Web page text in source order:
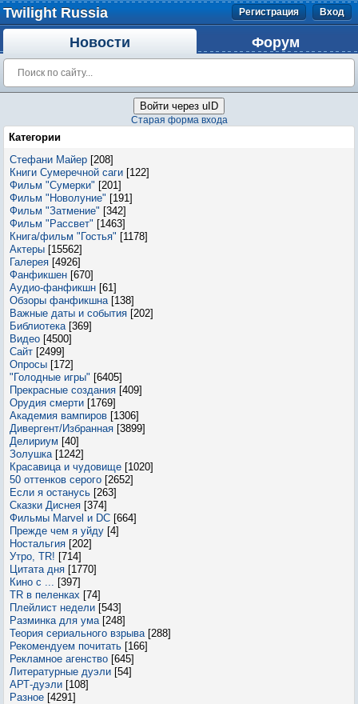
Twilight Russia Регистрация Вход
Новости Форум
Войти через uID
Старая форма входа
Категории
Стефани Майер [208]
Книги Сумеречной саги [122]
Фильм "Сумерки" [201]
Фильм "Новолуние" [191]
Фильм "Затмение" [342]
Фильм "Рассвет" [1463]
Книга/фильм "Гостья" [1178]
Актеры [15562]
Галерея [4926]
Фанфикшен [670]
Аудио-фанфикшн [61]
Обзоры фанфикшна [138]
Важные даты и события [202]
Библиотека [369]
Видео [4500]
Сайт [2499]
Опросы [172]
"Голодные игры" [6405]
Прекрасные создания [409]
Орудия смерти [1769]
Академия вампиров [1306]
Дивергент/Избранная [3899]
Делириум [40]
Золушка [1242]
Красавица и чудовище [1020]
50 оттенков серого [2652]
Если я останусь [263]
Сказки Диснея [374]
Фильмы Marvel и DC [664]
Прежде чем я уйду [4]
Ностальгия [202]
Утро, TR! [714]
Цитата дня [1770]
Кино с ... [397]
TR в пеленках [74]
Плейлист недели [543]
Разминка для ума [248]
Теория сериального взрыва [288]
Рекомендуем почитать [166]
Рекламное агенство [645]
Литературные дуэли [54]
АРТ-дуэли [108]
Разное [4291]